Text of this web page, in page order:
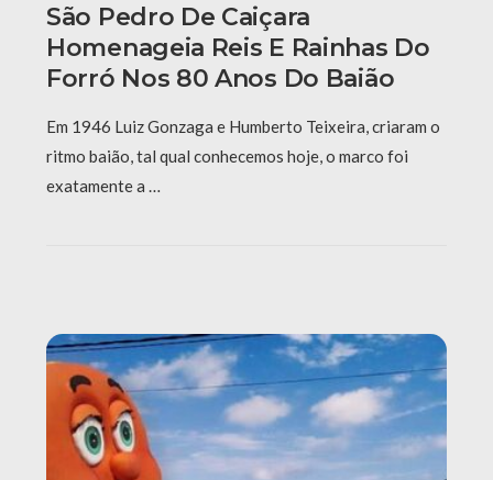
São Pedro De Caiçara
Homenageia Reis E Rainhas Do
Forró Nos 80 Anos Do Baião
Em 1946 Luiz Gonzaga e Humberto Teixeira, criaram o
ritmo baião, tal qual conhecemos hoje, o marco foi
exatamente a …